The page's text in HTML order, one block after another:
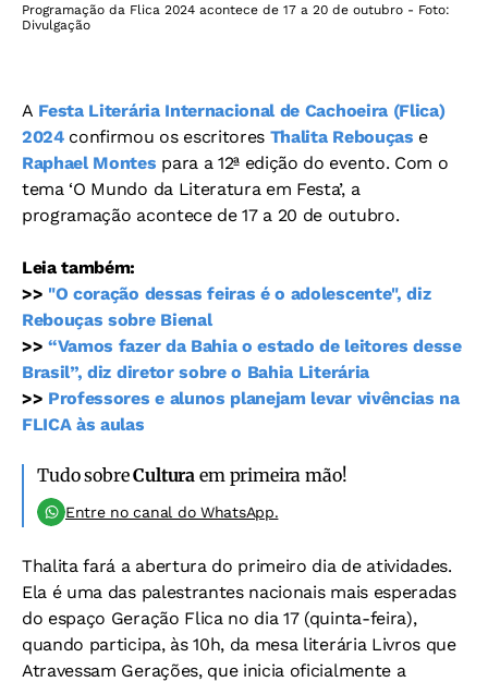
Programação da Flica 2024 acontece de 17 a 20 de outubro - Foto:
Divulgação
A Festa Literária Internacional de Cachoeira (Flica)
2024confirmou os escritores Thalita Rebouças e
Raphael Montes para a 12ª edição do evento. Com o
tema ‘O Mundo da Literatura em Festa’, a
programação acontece de 17 a 20 de outubro.
Leia também:
>> "O coração dessas feiras é o adolescente", diz
Rebouças sobre Bienal
>> “Vamos fazer da Bahia o estado de leitores desse
Brasil”, diz diretor sobre o Bahia Literária
>> Professores e alunos planejam levar vivências na
FLICA às aulas
Tudo sobreCultura em primeira mão!
Entre no canal do WhatsApp.
Thalita fará a abertura do primeiro dia de atividades.
Ela é uma das palestrantes nacionais mais esperadas
do espaço Geração Flica no dia 17 (quinta-feira),
quando participa, às 10h, da mesa literária Livros que
Atravessam Gerações, que inicia oficialmente a